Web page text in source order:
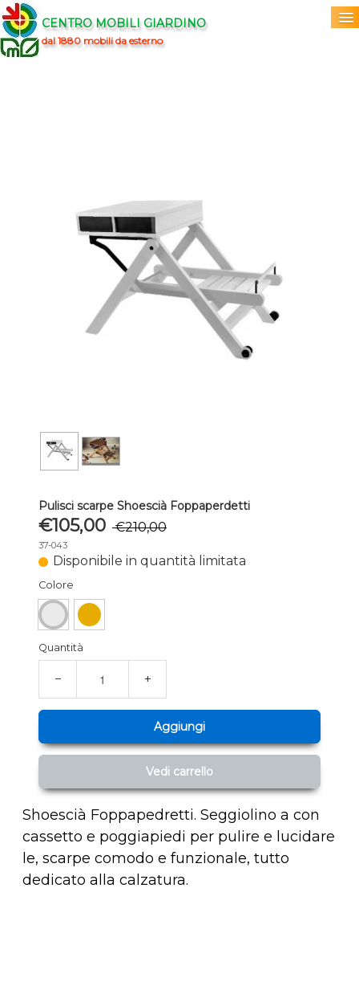
CENTRO MOBILI GIARDINO
dal 1880 mobili da esterno
Pulisci scarpe Shoescià Foppaperdetti
€105,00 €210,00
37-043
Disponibile in quantità limitata
Colore
Quantità
− +
Aggiungi
Vedi carrello
Shoescià Foppapedretti. Seggiolino a con
cassetto e poggiapiedi per pulire e lucidare
le, scarpe comodo e funzionale, tutto
dedicato alla calzatura.